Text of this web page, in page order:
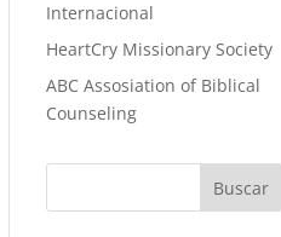
Internacional
HeartCry Missionary Society
ABC Assosiation of Biblical
Counseling